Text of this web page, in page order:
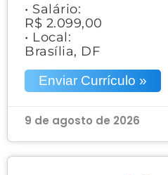
• Salário:
R$ 2.099,00
• Local:
Brasília, DF
Enviar Currículo »
9 de agosto de 2026